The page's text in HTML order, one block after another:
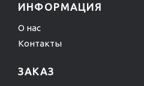
ИНФОРМАЦИЯ
О нас
Контакты
ЗАКАЗ